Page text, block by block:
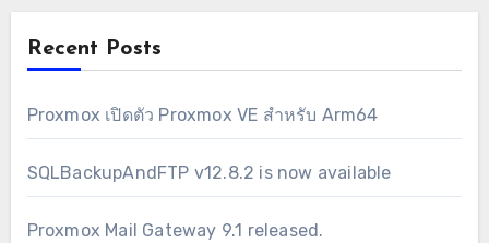
Recent Posts
Proxmox เปิดตัว Proxmox VE สำหรับ Arm64
SQLBackupAndFTP v12.8.2 is now available
Proxmox Mail Gateway 9.1 released.